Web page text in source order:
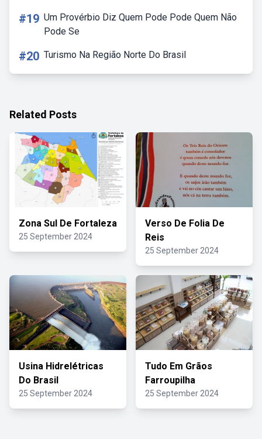
#19 Um Provérbio Diz Quem Pode Pode Quem Não
Pode Se
#20 Turismo Na Região Norte Do Brasil
Related Posts
Zona Sul De Fortaleza
25 September 2024
Verso De Folia De
Reis
25 September 2024
Usina Hidrelétricas
Do Brasil
25 September 2024
Tudo Em Grãos
Farroupilha
25 September 2024